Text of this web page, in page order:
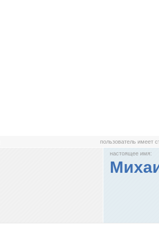
пользователь имеет
настоящее имя: